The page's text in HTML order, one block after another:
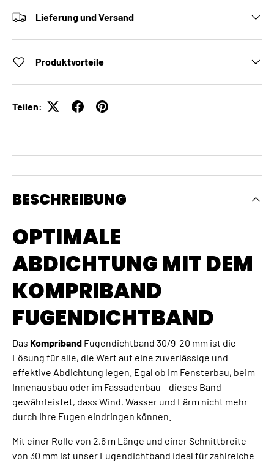
Lieferung und Versand
Produktvorteile
Teilen:
BESCHREIBUNG
OPTIMALE
ABDICHTUNG MIT DEM
KOMPRIBAND
FUGENDICHTBAND
Das Kompriband Fugendichtband 30/9-20 mm ist die
Lösung für alle, die Wert auf eine zuverlässige und
effektive Abdichtung legen. Egal ob im Fensterbau, beim
Innenausbau oder im Fassadenbau – dieses Band
gewährleistet, dass Wind, Wasser und Lärm nicht mehr
durch Ihre Fugen eindringen können.
Mit einer Rolle von 2,6 m Länge und einer Schnittbreite
von 30 mm ist unser Fugendichtband ideal für zahlreiche